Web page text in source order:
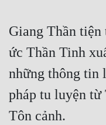
Dị Giới
Dị Năng
Gia Đấu
Góc Nhìn Nam
Góc Nhìn Nữ
Giang Thần
ức Thần Tinh
những thông tin
pháp tu luyện
Tôn cảnh.